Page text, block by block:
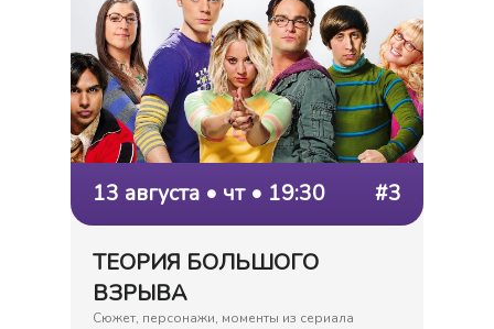
13 августа • чт • 19:30 #3
ТЕОРИЯ БОЛЬШОГО
ВЗРЫВА
Сюжет, персонажи, моменты из сериала